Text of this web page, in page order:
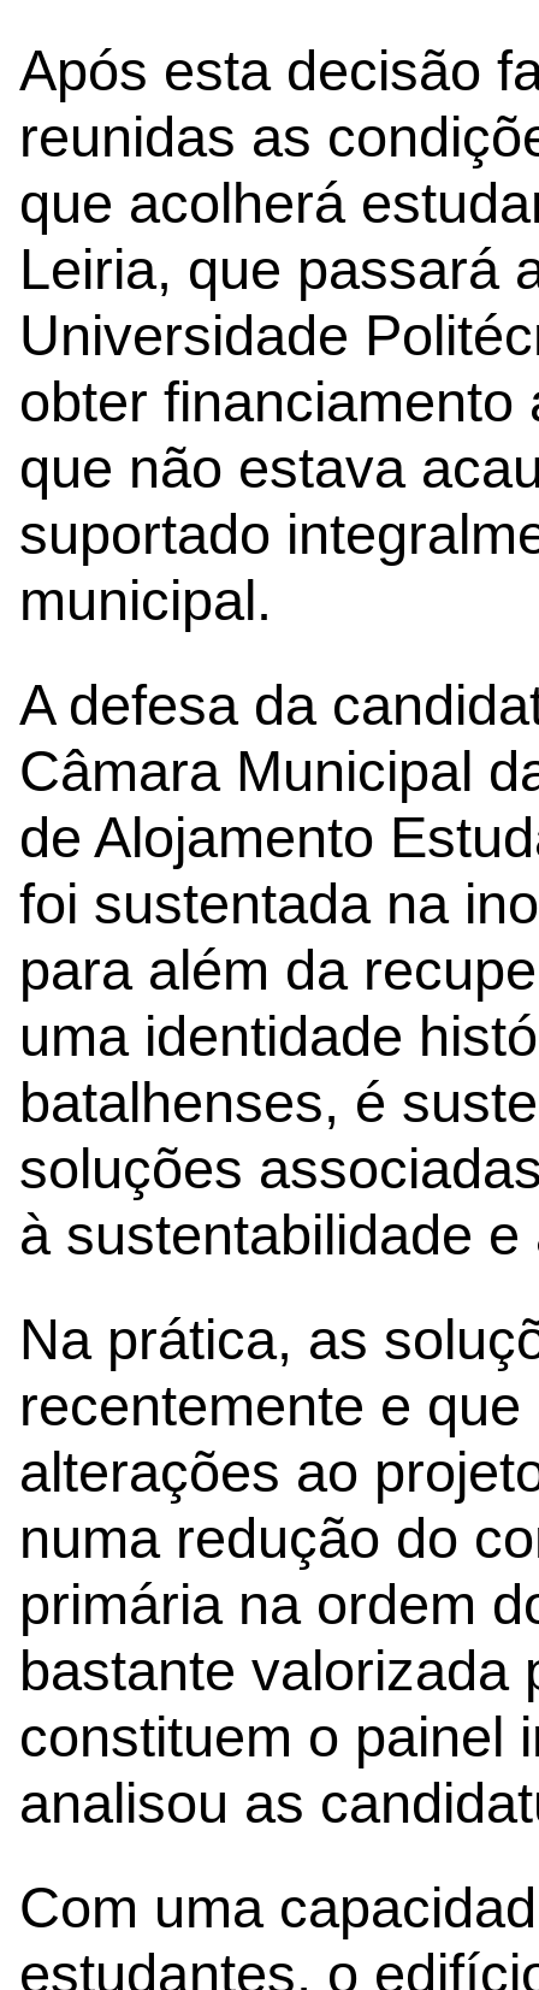
Após esta decisão
reunidas as
que acolherá
Leiria, que passará
Universidade
obter
que não estava
suportado
municipal.
A defesa da
Câmara Municipal
de Alojamento
foi sustentada na
para além da
uma identidade
batalhenses, é
soluções
à sustentabilidade
Na prática, as
recentemente e
alterações ao
numa redução do
primária na ordem
bastante valorizada
constituem o painel
analisou as
Com uma
estudantes, o